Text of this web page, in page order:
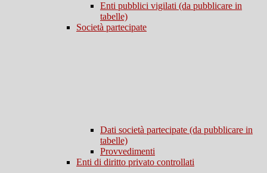
Enti pubblici vigilati (da pubblicare in
tabelle)
Società partecipate
Dati società partecipate (da pubblicare in
tabelle)
Provvedimenti
Enti di diritto privato controllati